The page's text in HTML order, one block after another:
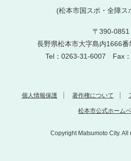
(松本市国スポ・全障ス
〒390-0851
長野県松本市大字島内1666
Tel：0263-31-6007 Fax
個人情報保護 著作権について
松本市公式ホーム
Copyright Matsumoto City. All